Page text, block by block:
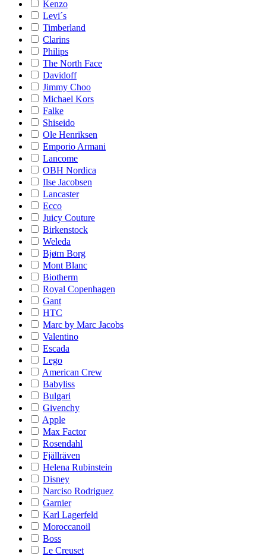
Kenzo
Levi´s
Timberland
Clarins
Philips
The North Face
Davidoff
Jimmy Choo
Michael Kors
Falke
Shiseido
Ole Henriksen
Emporio Armani
Lancome
OBH Nordica
Ilse Jacobsen
Lancaster
Ecco
Juicy Couture
Birkenstock
Weleda
Bjørn Borg
Mont Blanc
Biotherm
Royal Copenhagen
Gant
HTC
Marc by Marc Jacobs
Valentino
Escada
Lego
American Crew
Babyliss
Bulgari
Givenchy
Apple
Max Factor
Rosendahl
Fjällräven
Helena Rubinstein
Disney
Narciso Rodriguez
Garnier
Karl Lagerfeld
Moroccanoil
Boss
Le Creuset